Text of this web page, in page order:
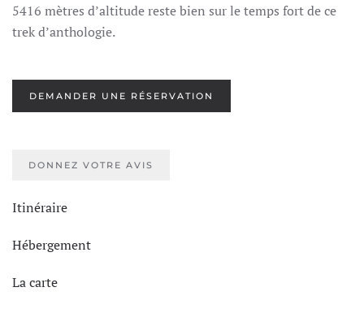
5416 mètres d’altitude reste bien sur le temps fort de ce
trek d’anthologie.
DEMANDER UNE RÉSERVATION
DONNEZ VOTRE AVIS
Itinéraire
Hébergement
La carte